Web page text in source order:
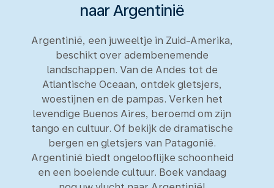
naar Argentinië
Argentinië, een juweeltje in Zuid-Amerika,
beschikt over adembenemende
landschappen. Van de Andes tot de
Atlantische Oceaan, ontdek gletsjers,
woestijnen en de pampas. Verken het
levendige Buenos Aires, beroemd om zijn
tango en cultuur. Of bekijk de dramatische
bergen en gletsjers van Patagonië.
Argentinië biedt ongelooflijke schoonheid
en een boeiende cultuur. Boek vandaag